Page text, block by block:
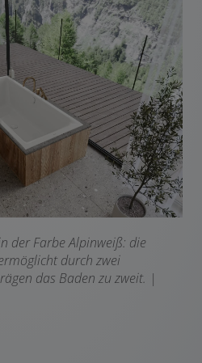
der Farbe Alpinweiß: die
durch zwei
das Baden zu zweit. |